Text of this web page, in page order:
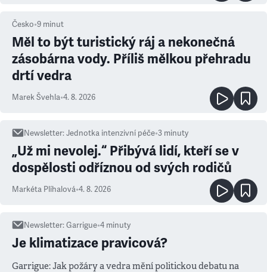
Česko•9 minut
Měl to být turistický ráj a nekonečná
zásobárna vody. Příliš mělkou přehradu
drtí vedra
Marek Švehla•4. 8. 2026
Newsletter:Jednotka intenzivní péče•3 minuty
„Už mi nevolej.“ Přibývá lidí, kteří se v
dospělosti odříznou od svých rodičů
Markéta Plíhalová•4. 8. 2026
Newsletter:Garrigue•4 minuty
Je klimatizace pravicová?
Garrigue: Jak požáry a vedra mění politickou debatu na